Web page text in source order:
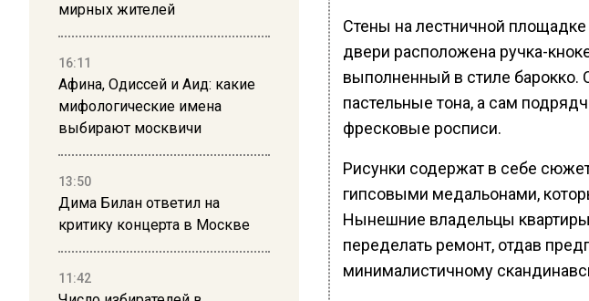
мирных жителей
16:11
Афина, Одиссей и Аид: какие
мифологические имена
выбирают москвичи
13:50
Дима Билан ответил на
критику концерта в Москве
11:42
Стены на лестничной
двери расположена ручка-
выполненный в стиле барокко.
пастельные тона, а сам
фресковые росписи.
Рисунки содержат в себе
гипсовыми медальонами,
Нынешние владельцы
переделать ремонт, отдав
минималистичному